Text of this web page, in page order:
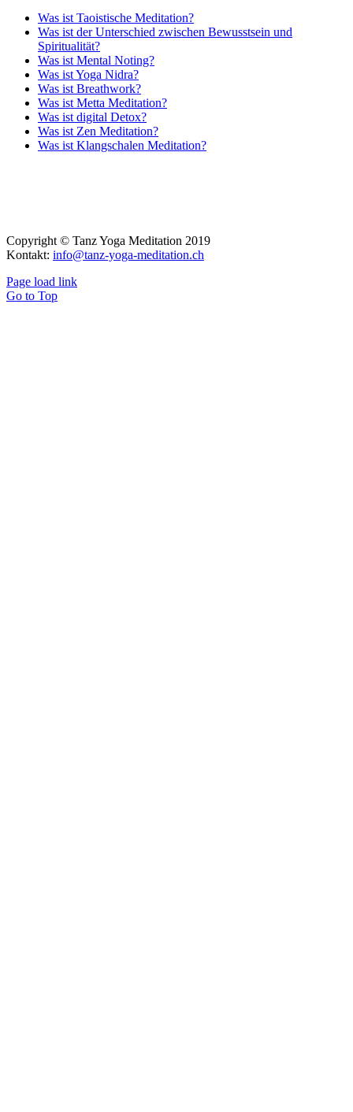
Was ist Taoistische Meditation?
Was ist der Unterschied zwischen Bewusstsein und
Spiritualität?
Was ist Mental Noting?
Was ist Yoga Nidra?
Was ist Breathwork?
Was ist Metta Meditation?
Was ist digital Detox?
Was ist Zen Meditation?
Was ist Klangschalen Meditation?
Copyright © Tanz Yoga Meditation 2019
Kontakt: info@tanz-yoga-meditation.ch
Page load link
Go to Top